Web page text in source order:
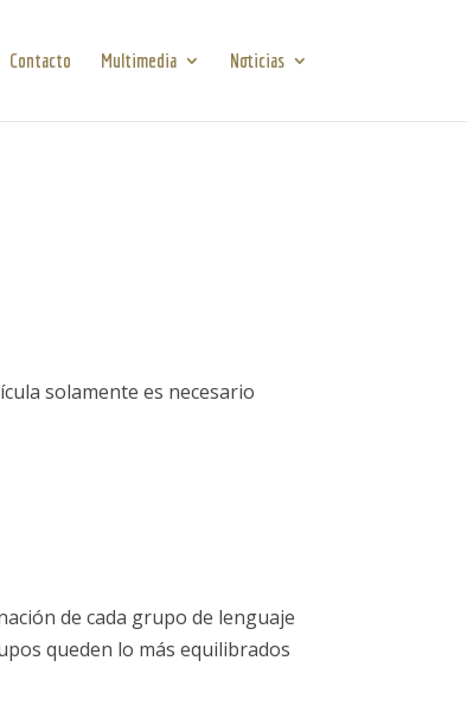
Contacto Multimedia Noticias
solamente es necesario
de cada grupo de lenguaje
queden lo más equilibrados